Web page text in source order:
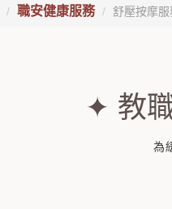
職安健康服務 舒壓按摩服
✦ 教
為